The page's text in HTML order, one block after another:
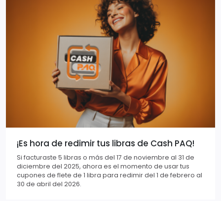
¡Es hora de redimir tus libras de Cash PAQ!
Si facturaste 5 libras o más del 17 de noviembre al 31 de
diciembre del 2025, ahora es el momento de usar tus
cupones de flete de 1 libra para redimir del 1 de febrero al
30 de abril del 2026.